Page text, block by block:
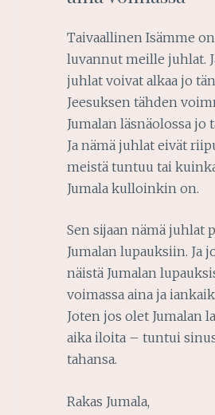
Taivaallinen Isämme
luvannut meille juhlat.
juhlat voivat alkaa jo
Jeesuksen tähden
Jumalan läsnäolossa jo
Ja nämä juhlat eivät
meistä tuntuu tai
Jumala kulloinkin on.
Sen sijaan nämä juhlat
Jumalan lupauksiin. Ja
näistä Jumalan
voimassa aina ja
Joten jos olet Jumalan
aika iloita – tuntui
tahansa.
Rakas Jumala,